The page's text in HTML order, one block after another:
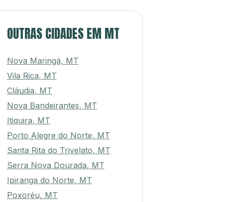
OUTRAS CIDADES EM MT
Nova Maringá, MT
Vila Rica, MT
Cláudia, MT
Nova Bandeirantes, MT
Itiquira, MT
Porto Alegre do Norte, MT
Santa Rita do Trivelato, MT
Serra Nova Dourada, MT
Ipiranga do Norte, MT
Poxoréu, MT